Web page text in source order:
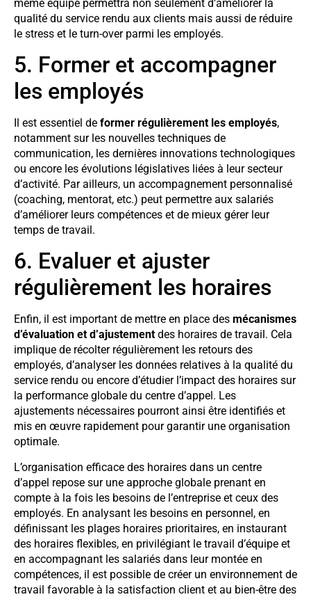
même équipe permettra non seulement d’améliorer la
qualité du service rendu aux clients mais aussi de réduire
le stress et le turn-over parmi les employés.
5. Former et accompagner
les employés
Il est essentiel de former régulièrement les employés,
notamment sur les nouvelles techniques de
communication, les dernières innovations technologiques
ou encore les évolutions législatives liées à leur secteur
d’activité. Par ailleurs, un accompagnement personnalisé
(coaching, mentorat, etc.) peut permettre aux salariés
d’améliorer leurs compétences et de mieux gérer leur
temps de travail.
6. Evaluer et ajuster
régulièrement les horaires
Enfin, il est important de mettre en place des mécanismes
d’évaluation et d’ajustement des horaires de travail. Cela
implique de récolter régulièrement les retours des
employés, d’analyser les données relatives à la qualité du
service rendu ou encore d’étudier l’impact des horaires sur
la performance globale du centre d’appel. Les
ajustements nécessaires pourront ainsi être identifiés et
mis en œuvre rapidement pour garantir une organisation
optimale.
L’organisation efficace des horaires dans un centre
d’appel repose sur une approche globale prenant en
compte à la fois les besoins de l’entreprise et ceux des
employés. En analysant les besoins en personnel, en
définissant les plages horaires prioritaires, en instaurant
des horaires flexibles, en privilégiant le travail d’équipe et
en accompagnant les salariés dans leur montée en
compétences, il est possible de créer un environnement de
travail favorable à la satisfaction client et au bien-être des